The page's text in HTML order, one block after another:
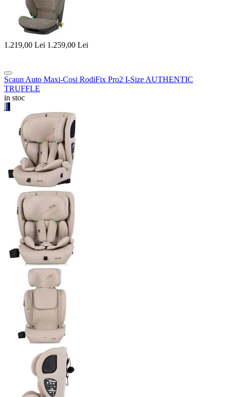
1.219,00 Lei 1.259,00 Lei
Scaun Auto Maxi-Cosi RodiFix Pro2 I-Size AUTHENTIC
TRUFFLE
in stoc